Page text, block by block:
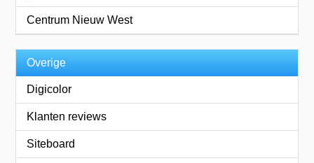
Centrum Nieuw West
Overige
Digicolor
Klanten reviews
Siteboard